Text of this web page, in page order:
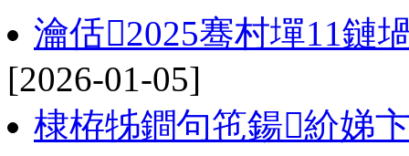
瀹佸2025骞村墠11鏈
[2026-01-05]
棣栫牬鐧句竾鍚紒娣